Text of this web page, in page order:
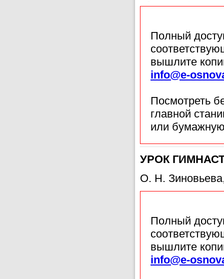
Полный
вышлите
info@e-
Посмотреть
главной
или
УРОК
О. Н.
Полный
вышлите
info@e-